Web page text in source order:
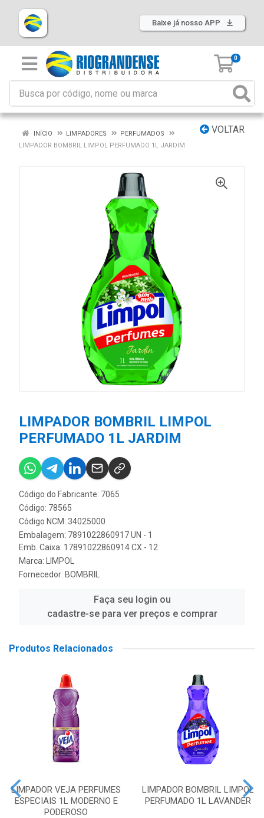
Baixe já nosso APP
0
VOLTAR
INÍCIO LIMPADORES
PERFUMADOS
LIMPADOR BOMBRIL LIMPOL PERFUMADO 1L JARDIM
LIMPADOR BOMBRIL LIMPOL
PERFUMADO 1L JARDIM
Código do Fabricante: 7065
Código: 78565
Código NCM: 34025000
Embalagem: 7891022860917 UN - 1
Emb. Caixa: 17891022860914 CX - 12
Marca:
LIMPOL
Fornecedor: BOMBRIL
Faça seu login ou
cadastre-se para ver preços e comprar
Produtos Relacionados
LIMPADOR VEJA PERFUMES
ESPECIAIS 1L MODERNO E
PODEROSO
LIMPADOR BOMBRIL LIMPOL
PERFUMADO 1L LAVANDER